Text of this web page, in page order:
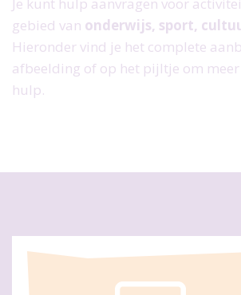
gebied van onderwijs, sport,
Hieronder vind je het complete
afbeelding of op het pijltje om meer
hulp.